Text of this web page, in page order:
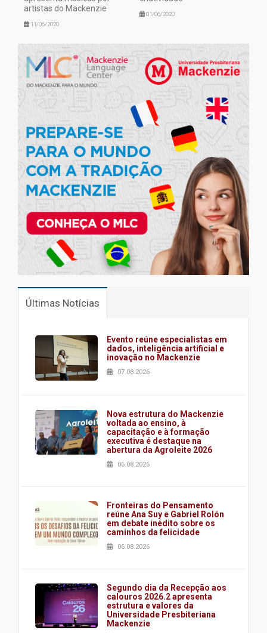
artistas do Mackenzie
11/06/2020
01/06/2020
Últimas Notícias
Evento reúne especialistas em
dados, inteligência artificial e
inovação no Mackenzie
07.08.2026
Nova estrutura do Mackenzie
voltada ao ensino, à
capacitação e à formação
executiva é destaque na
abertura da Agroleite 2026
06.08.2026
Fronteiras do Pensamento
reúne Ana Suy e Gabriel Rolón
em debate inédito sobre os
caminhos da felicidade
06.08.2026
Segundo dia da Recepção aos
calouros 2026.2 apresenta
estrutura e valores da
Universidade Presbiteriana
Mackenzie